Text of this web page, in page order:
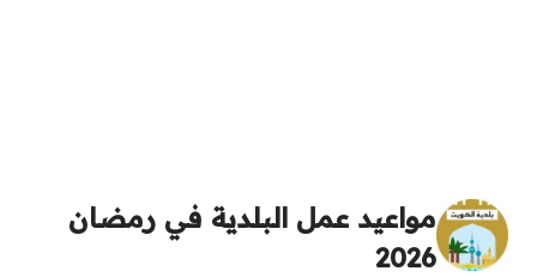
مواعيد عمل البلدية في رمضان
2026